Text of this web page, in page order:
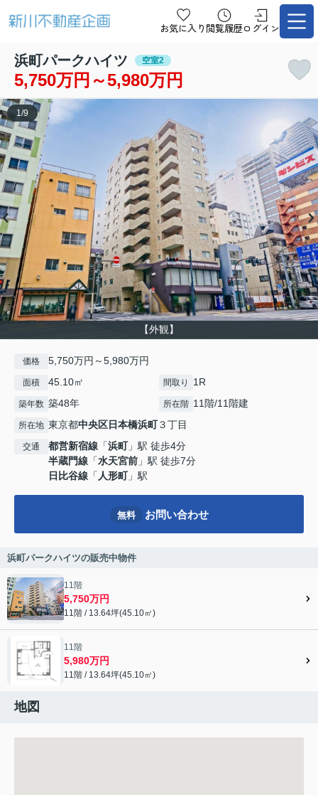
お気に入り 閲覧履歴ログイン
浜町パークハイツ 空室2
5,750万円～5,980万円
【外観】
1 /9
価格 5,750万円～5,980万円
面積 45.10㎡ 間取り 1R
築年数 築48年 所在階 11階/11階建
所在地 東京都中央区日本橋浜町３丁目
交通 都営新宿線 「浜町」駅 徒歩4分
半蔵門線 「水天宮前 」駅 徒歩7分
日比谷線 「 人形町」駅
無料 お問い合わせ
浜町パークハイツの販売中物件
11階
5,750万円
11階 / 13.64坪(45.10㎡)
11階
5,980万円
11階 / 13.64坪(45.10㎡)
地図